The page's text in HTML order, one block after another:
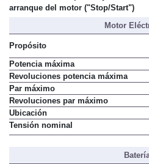
arranque del motor ("Stop/Start")
Motor
Propósito
Potencia máxima
Revoluciones potencia máxima
Par máximo
Revoluciones par máximo
Ubicación
Tensión nominal